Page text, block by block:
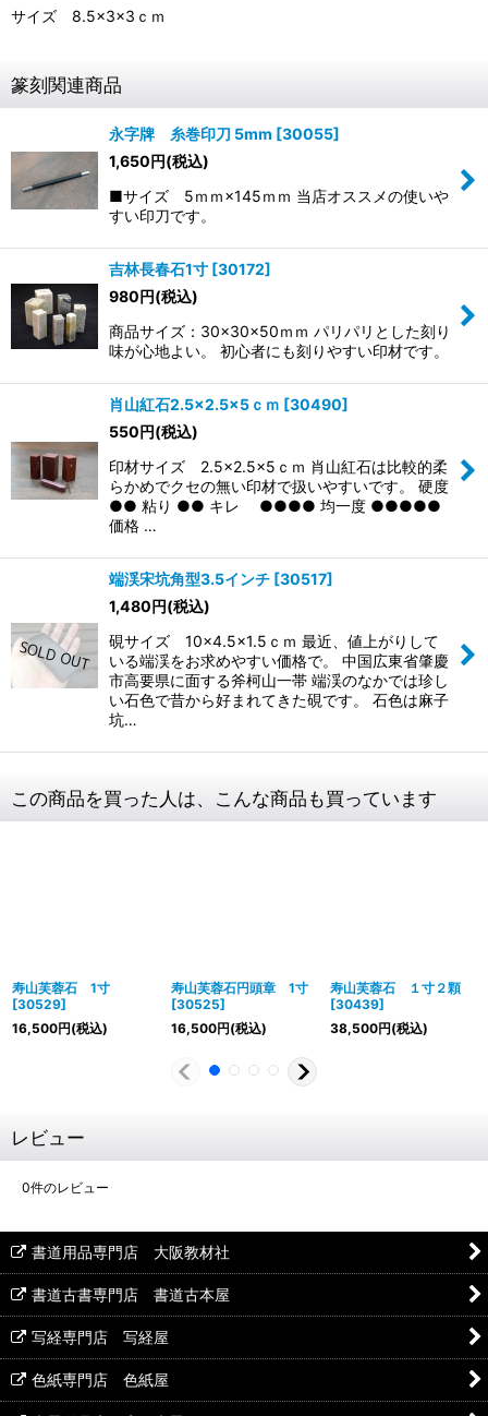
サイズ 8.5×3×3ｃｍ
篆刻関連商品
永字牌 糸巻印刀 5mm [30055]
1,650円(税込)
■サイズ 5ｍｍ×145ｍｍ 当店オススメの使いや
すい印刀です。
吉林長春石1寸 [30172]
980円(税込)
商品サイズ：30×30×50ｍｍ パリパリとした刻り
味が心地よい。 初心者にも刻りやすい印材です。
肖山紅石2.5×2.5×5ｃｍ [30490]
550円(税込)
印材サイズ 2.5×2.5×5ｃｍ 肖山紅石は比較的柔
らかめでクセの無い印材で扱いやすいです。 硬度
●● 粘り ●● キレ ●●●● 均一度 ●●●●●
価格 …
端渓宋坑角型3.5インチ [30517]
1,480円(税込)
硯サイズ 10×4.5×1.5ｃｍ 最近、値上がりして
いる端渓をお求めやすい価格で。 中国広東省肇慶
市高要県に面する斧柯山一帯 端渓のなかでは珍し
い石色で昔から好まれてきた硯です。 石色は麻子
坑…
この商品を買った人は、こんな商品も買っています
寿山芙蓉石 1寸
[30529]
16,500円(税込)
寿山芙蓉石円頭章 1寸
[30525]
16,500円(税込)
寿山芙蓉石 １寸２顆
[30439]
38,500円(税込)
レビュー
0件のレビュー
書道用品専門店 大阪教材社
書道古書専門店 書道古本屋
写経専門店 写経屋
色紙専門店 色紙屋